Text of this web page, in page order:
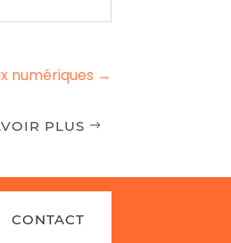
numériques →
PLUS
CONTACT